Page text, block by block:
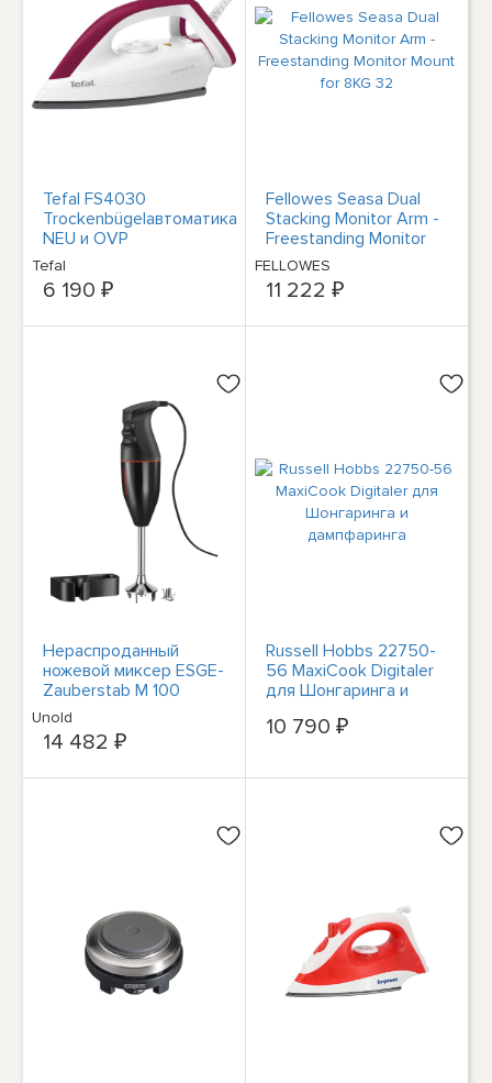
Tefal FS4030
Trockenbügelавтоматика
NEU и OVP
Tefal
6 190 ₽
Fellowes Seasa Dual
Stacking Monitor Arm -
Freestanding Monitor
Mount for 8KG 32"
Screens - Ergonomic
Adjustable Monitor Arm
Black - Freestanding - 8
FELLOWES
11 222 ₽
Нераспроданный
ножевой миксер ESGE-
Zauberstab M 100
schwarz
Unold
14 482 ₽
Russell Hobbs 22750-
56 MaxiCook Digitaler
для Шонгаринга и
10 790 ₽